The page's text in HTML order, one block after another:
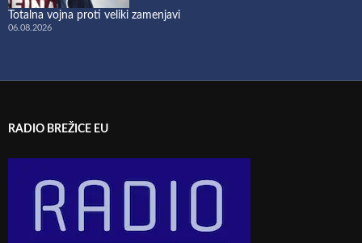
Totalna vojna proti veliki zamenjavi
06.08.2026
RADIO BREŽICE EU